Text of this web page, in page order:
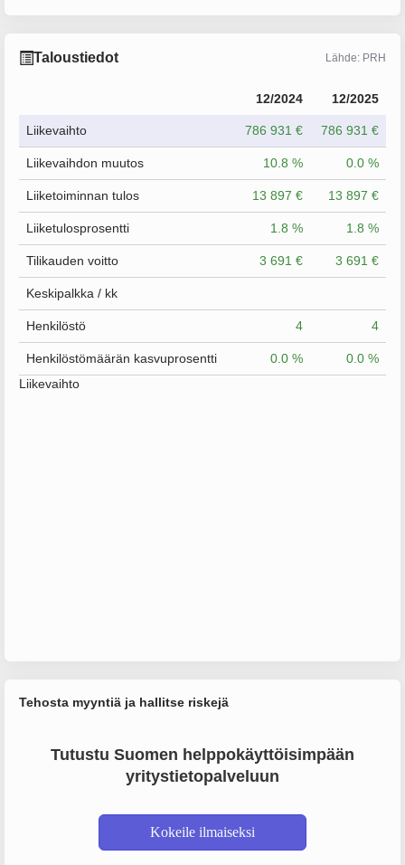
Taloustiedot Lähde: PRH
12/2024 12/2025
Liikevaihto 786 931 € 786 931 €
Liikevaihdon muutos 10.8 % 0.0 %
Liiketoiminnan tulos 13 897 € 13 897 €
Liiketulosprosentti 1.8 % 1.8 %
Tilikauden voitto 3 691 € 3 691 €
Keskipalkka / kk
Henkilöstö 4 4
Henkilöstömäärän kasvuprosentti 0.0 %
0.0 %
Liikevaihto
Tehosta myyntiä ja hallitse riskejä
Tutustu Suomen helppokäyttöisimpään
yritystietopalveluun
Kokeile ilmaiseksi